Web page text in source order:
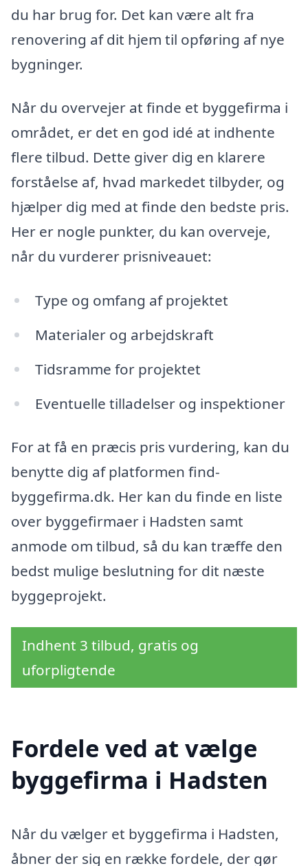
du har brug for. Det kan være alt fra
renovering af dit hjem til opføring af nye
bygninger.
Når du overvejer at finde et byggefirma i
området, er det en god idé at indhente
flere tilbud. Dette giver dig en klarere
forståelse af, hvad markedet tilbyder, og
hjælper dig med at finde den bedste pris.
Her er nogle punkter, du kan overveje,
når du vurderer prisniveauet:
Type og omfang af projektet
Materialer og arbejdskraft
Tidsramme for projektet
Eventuelle tilladelser og inspektioner
For at få en præcis pris vurdering, kan du
benytte dig af platformen find-
byggefirma.dk. Her kan du finde en liste
over byggefirmaer i Hadsten samt
anmode om tilbud, så du kan træffe den
bedst mulige beslutning for dit næste
byggeprojekt.
Indhent 3 tilbud, gratis og
uforpligtende
Fordele ved at vælge
byggefirma i Hadsten
Når du vælger et byggefirma i Hadsten,
åbner der sig en række fordele, der gør